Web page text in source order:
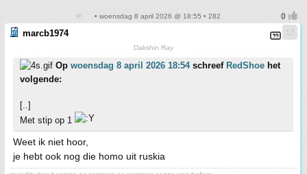
• woensdag 8 april 2026 @ 18:55 • 282
marcb1974
Dakshin Ray
Op woensdag 8 april 2026 18:54schreef RedShoe het
volgende:
[..]
Met stip op 1
Weet ik niet hoor,
je hebt ook nog die homo uit ruskia